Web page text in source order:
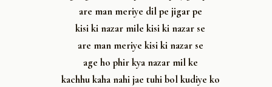
are man meriye dil pe jigar pe
kisi ki nazar mile kisi ki nazar se
are man meriye kisi ki nazar se
age ho phir kya nazar mil ke
kachhu kaha nahi jae tuhi bol kudiye ko